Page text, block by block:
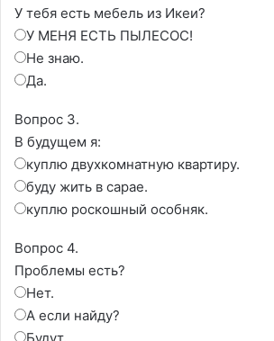
У тебя есть мебель из Икеи?
У МЕНЯ ЕСТЬ ПЫЛЕСОС!
Не знаю.
Да.
Вопрос 3.
В будущем я:
куплю двухкомнатную квартиру.
буду жить в сарае.
куплю роскошный особняк.
Вопрос 4.
Проблемы есть?
Нет.
А если найду?